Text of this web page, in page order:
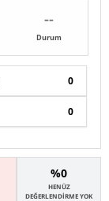
--
Durum
0
0
%0
HENÜZ
DEĞERLENDIRME YOK